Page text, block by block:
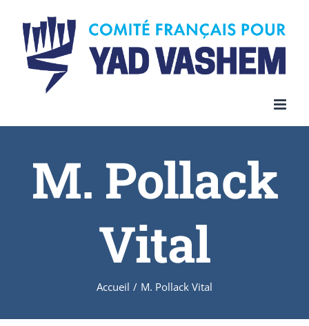
content
M. Pollack
Vital
Accueil / M. Pollack Vital